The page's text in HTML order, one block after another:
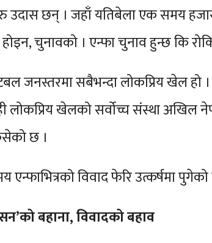
उदास छन् । जहाँ यतिबेला एक समय
चुनावको । एन्फा चुनाव हुन्छ कि
जनस्तरमा सबैभन्दा लोकप्रिय खेल हो
लोकप्रिय खेलको सर्वोच्च संस्था अखिल
छ ।
एन्फाभित्रको विवाद फेरि उत्कर्षमा
बहाना, विवादको बहाव